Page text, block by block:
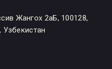
Жангох 2аБ, 100128,
Узбекистан